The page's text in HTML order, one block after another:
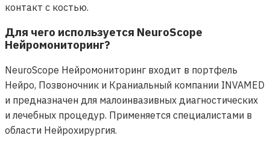
контакт с костью.
Для чего используется NeuroScope
Нейромониторинг?
NeuroScope Нейромониторинг входит в портфель
Нейро, Позвоночник и Краниальный компании INVAMED
и предназначен для малоинвазивных диагностических
и лечебных процедур. Применяется специалистами в
области Нейрохирургия.